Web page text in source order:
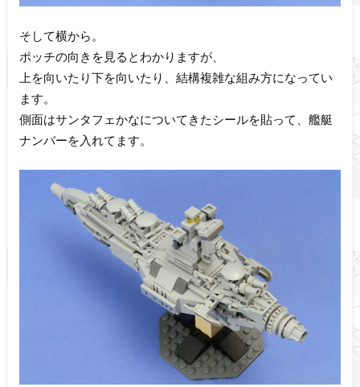
そして横から。
ポッチの向きを見るとわかりますが、
上を向いたり下を向いたり、結構複雑な組み方になってい
ます。
側面はサンタフェかなについてきたシールを貼って、艦艇
ナンバーを入れてます。